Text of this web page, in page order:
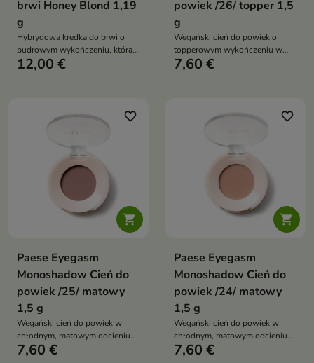
brwi Honey Blond 1,19
g
Hybrydowa kredka do brwi o
pudrowym wykończeniu, która
łączy trwałość kredki z
matowy, naturalny rezultat.
12,00 €
powiek /26/ topper 1,5
g
Wegański cień do powiek o
topperowym wykończeniu w
chłodnobrązowym odcieniu z
doskonale rozświetla centralną
część powieki.
7,60 €

favorite_border
Paese Eyegasm
Monoshadow Cień do
powiek /25/ matowy
1,5 g
Wegański cień do powiek w
chłodnym, matowym odcieniu
brązu z nutą fioletu. Zawiera
7,60 €

favorite_border
Paese Eyegasm
Monoshadow Cień do
powiek /24/ matowy
1,5 g
Wegański cień do powiek w
chłodnym, matowym odcieniu
brązu z nutą fioletu. Zawiera
7,60 €